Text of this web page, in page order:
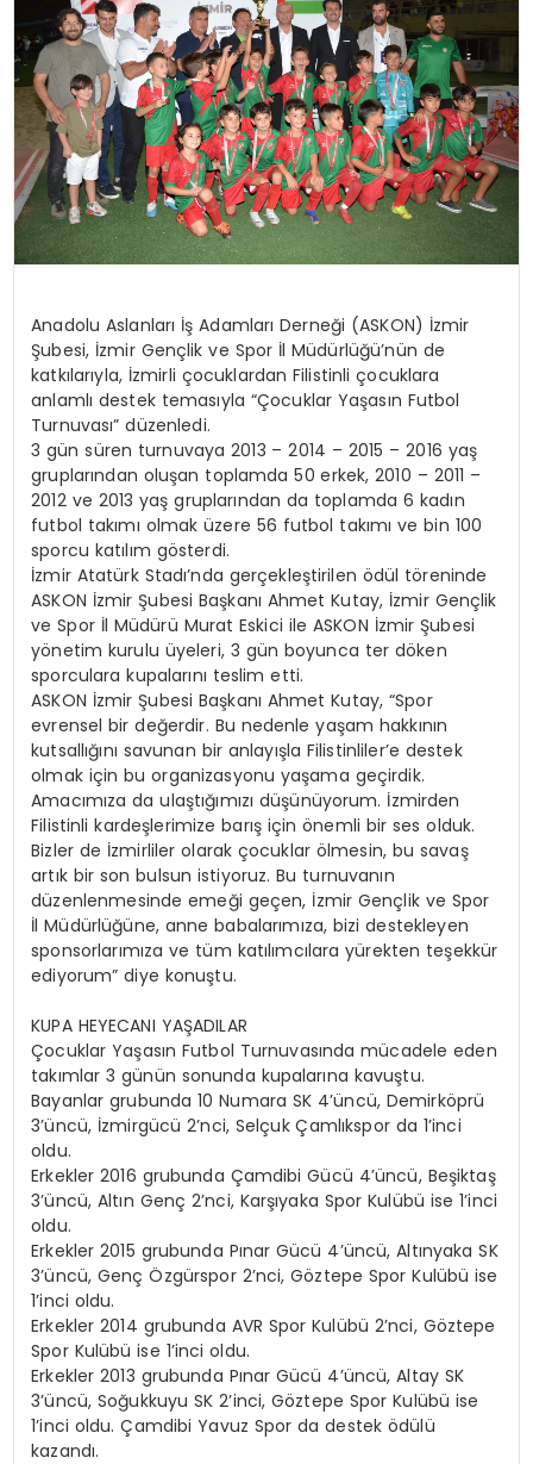
Anadolu Aslanları İş Adamları Derneği (ASKON) İzmir
Şubesi, İzmir Gençlik ve Spor İl Müdürlüğü’nün de
katkılarıyla, İzmirli çocuklardan Filistinli çocuklara
anlamlı destek temasıyla “Çocuklar Yaşasın Futbol
Turnuvası” düzenledi.
3 gün süren turnuvaya 2013 – 2014 – 2015 – 2016 yaş
gruplarından oluşan toplamda 50 erkek, 2010 – 2011 –
2012 ve 2013 yaş gruplarından da toplamda 6 kadın
futbol takımı olmak üzere 56 futbol takımı ve bin 100
sporcu katılım gösterdi.
İzmir Atatürk Stadı’nda gerçekleştirilen ödül töreninde
ASKON İzmir Şubesi Başkanı Ahmet Kutay, İzmir Gençlik
ve Spor İl Müdürü Murat Eskici ile ASKON İzmir Şubesi
yönetim kurulu üyeleri, 3 gün boyunca ter döken
sporculara kupalarını teslim etti.
ASKON İzmir Şubesi Başkanı Ahmet Kutay, “Spor
evrensel bir değerdir. Bu nedenle yaşam hakkının
kutsallığını savunan bir anlayışla Filistinliler’e destek
olmak için bu organizasyonu yaşama geçirdik.
Amacımıza da ulaştığımızı düşünüyorum. İzmirden
Filistinli kardeşlerimize barış için önemli bir ses olduk.
Bizler de İzmirliler olarak çocuklar ölmesin, bu savaş
artık bir son bulsun istiyoruz. Bu turnuvanın
düzenlenmesinde emeği geçen, İzmir Gençlik ve Spor
İl Müdürlüğüne, anne babalarımıza, bizi destekleyen
sponsorlarımıza ve tüm katılımcılara yürekten teşekkür
ediyorum” diye konuştu.
KUPA HEYECANI YAŞADILAR
Çocuklar Yaşasın Futbol Turnuvasında mücadele eden
takımlar 3 günün sonunda kupalarına kavuştu.
Bayanlar grubunda 10 Numara SK 4’üncü, Demirköprü
3’üncü, İzmirgücü 2’nci, Selçuk Çamlıkspor da 1’inci
oldu.
Erkekler 2016 grubunda Çamdibi Gücü 4’üncü, Beşiktaş
3’üncü, Altın Genç 2’nci, Karşıyaka Spor Kulübü ise 1’inci
oldu.
Erkekler 2015 grubunda Pınar Gücü 4’üncü, Altınyaka SK
3’üncü, Genç Özgürspor 2’nci, Göztepe Spor Kulübü ise
1’inci oldu.
Erkekler 2014 grubunda AVR Spor Kulübü 2’nci, Göztepe
Spor Kulübü ise 1’inci oldu.
Erkekler 2013 grubunda Pınar Gücü 4’üncü, Altay SK
3’üncü, Soğukkuyu SK 2’inci, Göztepe Spor Kulübü ise
1’inci oldu. Çamdibi Yavuz Spor da destek ödülü
kazandı.